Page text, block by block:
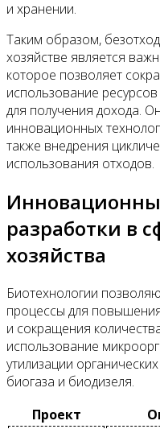
и хранении.
Таким образом,
хозяйстве является
которое позволяет
использование
для получения дохода.
инновационных
также внедрения
использования отходов.
разработки в
хозяйства
Биотехнологии
процессы для
и сокращения
использование
утилизации
биогаза и биодизеля.
Проект